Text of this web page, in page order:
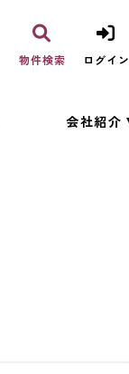
物件検索 ログイン
会社紹介